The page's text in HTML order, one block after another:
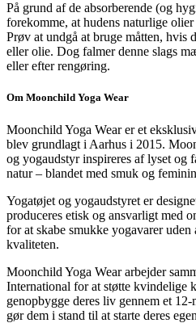
På grund af de absorberende (og
forekomme, at hudens naturlige
Prøv at undgå at bruge måtten, hvis
eller olie. Dog falmer denne slags
eller efter rengøring.
Om Moonchild Yoga Wear
Moonchild Yoga Wear er et
blev grundlagt i Aarhus i 2015.
og yogaudstyr inspireres af lyset og
natur – blandet med smuk og
Yogatøjet og yogaudstyret er
produceres etisk og ansvarligt med
for at skabe smukke yogavarer uden
kvaliteten.
Moonchild Yoga Wear arbejder
International for at støtte kvindelige
genopbygge deres liv gennem et
gør dem i stand til at starte deres